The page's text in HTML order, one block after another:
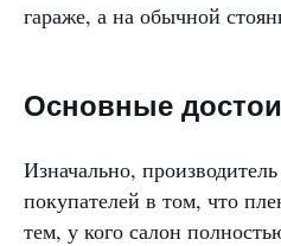
гараже, а на обычной
Основные
Изначально,
покупателей в том, что
тем, у кого салон